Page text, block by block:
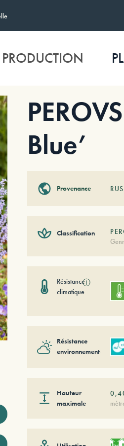
PRODUCTION
Blue’
Provenance
Classification
Résistance
climatique
ⓘ
Résistance
environnementale
Hauteur
maximale